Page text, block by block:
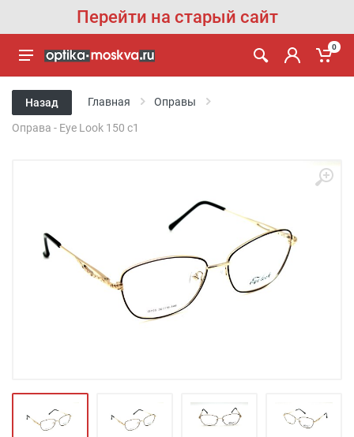
Перейти на старый сайт
0
Назад Главная Оправы
Оправа - Eye Look 150 c1